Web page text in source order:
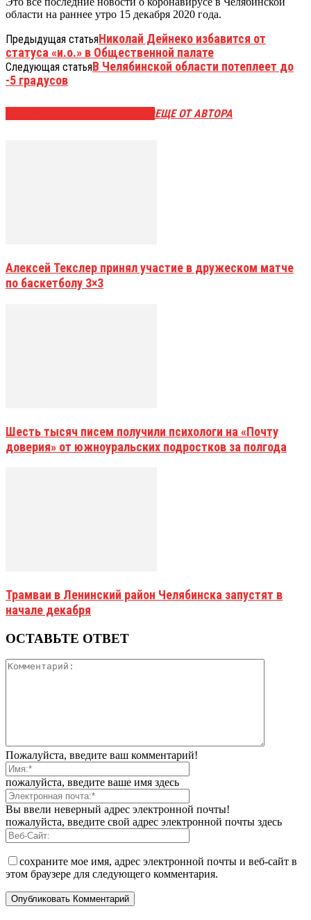
области на раннее утро 15 декабря 2020 года.
Предыдущая статьяНиколай Дейнеко избавится от
статуса «и.о.» в Общественной палате
Следующая статьяВ Челябинской области потеплеет до
-5 градусов
ЕЩЕ ОТ АВТОРА
Алексей Текслер принял участие в дружеском матче
по баскетболу 3×3
Шесть тысяч писем получили психологи на «Почту
доверия» от южноуральских подростков за полгода
Трамваи в Ленинский район Челябинска запустят в
начале декабря
ОСТАВЬТЕ ОТВЕТ
Пожалуйста, введите ваш комментарий!
пожалуйста, введите ваше имя здесь
Вы ввели неверный адрес электронной почты!
пожалуйста, введите свой адрес электронной почты здесь
сохраните мое имя, адрес электронной почты и веб-сайт в
этом браузере для следующего комментария.